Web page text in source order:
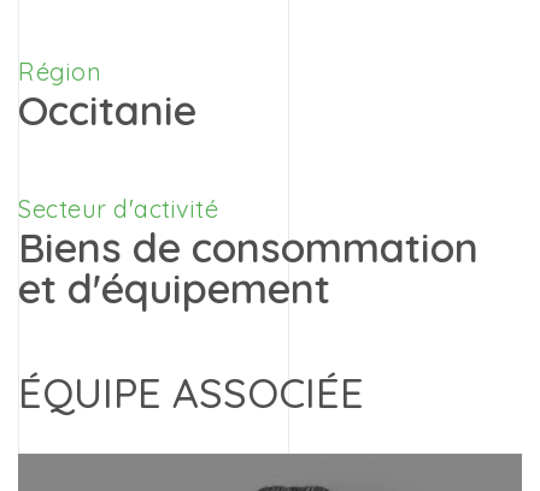
Région
Occitanie
Secteur d'activité
Biens de consommation
et d'équipement
ÉQUIPE ASSOCIÉE